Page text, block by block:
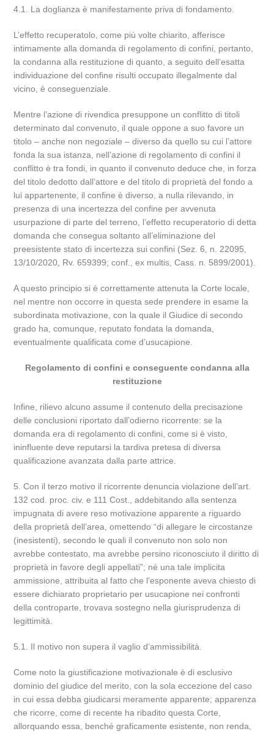
4.1. La doglianza è manifestamente priva di fondamento.
L’effetto recuperatolo, come più volte chiarito, afferisce
intimamente alla domanda di regolamento di confini, pertanto,
la condanna alla restituzione di quanto, a seguito dell’esatta
individuazione del confine risulti occupato illegalmente dal
vicino, è conseguenziale.
Mentre l’azione di rivendica presuppone un conflitto di titoli
determinato dal convenuto, il quale oppone a suo favore un
titolo – anche non negoziale – diverso da quello su cui l’attore
fonda la sua istanza, nell’azione di regolamento di confini il
conflitto è tra fondi, in quanto il convenuto deduce che, in forza
del titolo dedotto dall’attore e del titolo di proprietà del fondo a
lui appartenente, il confine è diverso, a nulla rilevando, in
presenza di una incertezza del confine per avvenuta
usurpazione di parte del terreno, l’effetto recuperatorio di detta
domanda che consegua soltanto all’eliminazione del
preesistente stato di incertezza sui confini (Sez. 6, n. 22095,
13/10/2020, Rv. 659399; conf., ex multis, Cass. n. 5899/2001).
A questo principio si è correttamente attenuta la Corte locale,
nel mentre non occorre in questa sede prendere in esame la
subordinata motivazione, con la quale il Giudice di secondo
grado ha, comunque, reputato fondata la domanda,
eventualmente qualificata come d’usucapione.
Regolamento di confini e conseguente condanna alla
restituzione
Infine, rilievo alcuno assume il contenuto della precisazione
delle conclusioni riportato dall’odierno ricorrente: se la
domanda era di regolamento di confini, come si è visto,
ininfluente deve reputarsi la tardiva pretesa di diversa
qualificazione avanzata dalla parte attrice.
5. Con il terzo motivo il ricorrente denuncia violazione dell’art.
132 cod. proc. civ. e 111 Cost., addebitando alla sentenza
impugnata di avere reso motivazione apparente a riguardo
della proprietà dell’area, omettendo “di allegare le circostanze
(inesistenti), secondo le quali il convenuto non solo non
avrebbe contestato, ma avrebbe persino riconosciuto il diritto di
proprietà in favore degli appellati”; né una tale implicita
ammissione, attribuita al fatto che l’esponente aveva chiesto di
essere dichiarato proprietario per usucapione nei confronti
della controparte, trovava sostegno nella giurisprudenza di
legittimità.
5.1. Il motivo non supera il vaglio d’ammissibilità.
Come noto la giustificazione motivazionale è di esclusivo
dominio del giudice del merito, con la sola eccezione del caso
in cui essa debba giudicarsi meramente apparente; apparenza
che ricorre, come di recente ha ribadito questa Corte,
allorquando essa, benché graficamente esistente, non renda,